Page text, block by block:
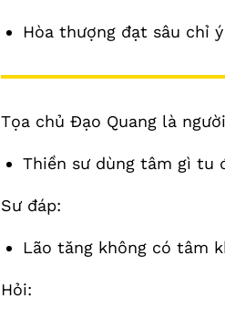
Hòa thượng đạt sâu chỉ
Tọa chủ Đạo Quang là
Thiền sư dùng tâm gì tu
Sư đáp:
Lão tăng không có tâm
Hỏi: